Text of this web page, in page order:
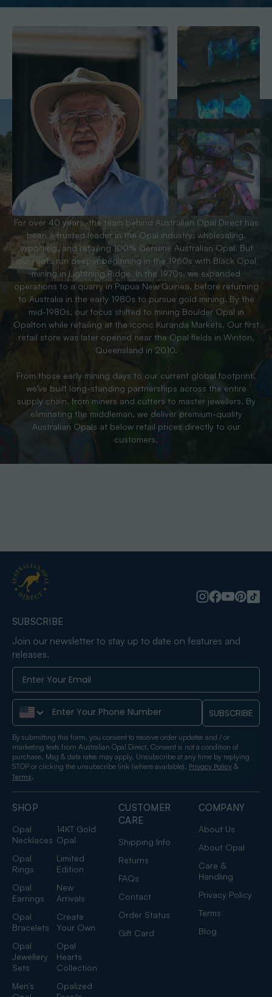
For over 40 years, the team behind Australian Opal Direct has
been a trusted leader in the Opal industry; wholesaling,
exporting, and retailing 100% Genuine Australian Opal. But
our roots run deeper beginning in the 1960s with Black Opal
mining in Lightning Ridge. In the 1970s, we expanded
operations to a quarry in Papua New Guinea, before returning
to Australia in the early 1980s to pursue gold mining. By the
mid-1980s, our focus shifted to mining Boulder Opal in
Opalton while retailing at the iconic Kuranda Markets. Our first
retail store was later opened near the Opal fields in Winton,
Queensland in 2010.
From those early mining days to our current global footprint,
we’ve built long-standing partnerships across the entire
supply chain, from miners and cutters to master jewellers. By
eliminating the middleman, we deliver premium-quality
Australian Opals at below retail prices directly to our
customers.
SHOP
Opal
Necklaces
14KT Gold
Opal
Opal
Rings
Limited
Edition
Opal
Earrings
New
Arrivals
Opal
Bracelets
Create
Your Own
Opal
Jewellery
Sets
Opal
Hearts
Collection
Men's
Opalized
CUSTOMER
CARE
Shipping Info
Returns
FAQs
Contact
Order Status
Gift Card
COMPANY
About Us
About Opal
Care &
Handling
Privacy Policy
Terms
Blog
SUBSCRIBE
Join our newsletter to stay up to date on features and
releases.
Phone Number SUBSCRIBE
By submitting this form, you consent to receive order updates and / or
marketing texts from Australian Opal Direct. Consent is not a condition of
purchase. Msg & data rates may apply. Unsubscribe at any time by replying
STOP or clicking the unsubscribe link (where available). Privacy Policy &
Terms.